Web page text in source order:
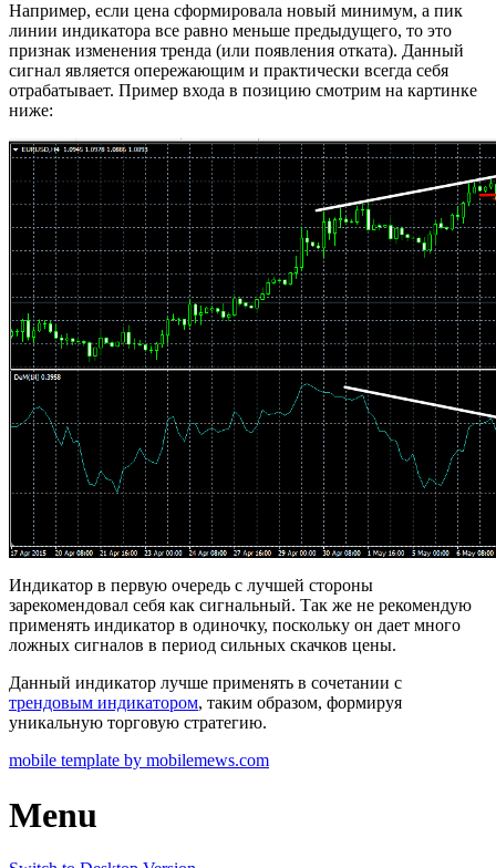
Например, если цена сформировала новый минимум, а пик
линии индикатора все равно меньше предыдущего, то это
признак изменения тренда (или появления отката). Данный
сигнал является опережающим и практически всегда себя
отрабатывает. Пример входа в позицию смотрим на картинке
ниже:
Индикатор в первую очередь с лучшей стороны
зарекомендовал себя как сигнальный. Так же не рекомендую
применять индикатор в одиночку, поскольку он дает много
ложных сигналов в период сильных скачков цены.
Данный индикатор лучше применять в сочетании с
трендовым индикатором, таким образом, формируя
уникальную торговую стратегию.
mobile template by mobilemews.com
Menu